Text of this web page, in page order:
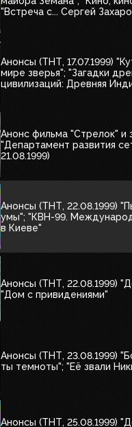
"Встреча с... Сергей
Анонсы (ТНТ, 17.07.1999)
мире зверья"; "Загадки
цивилизаций: Древняя
Анонс фильма "Стрелок" и
"Департамент развития
21.08.1999)
Анонсы (ТНТ, 22.08.1999)
умы"; "КВН-99.
в Киеве"
Анонсы (ТНТ, 22.08.1999)
"Дом с привидениями"
Анонсы (ТНТ, 23.08.1999)
ты темноты"; "Её звали
Анонсы (ТНТ, 25.08.1999)